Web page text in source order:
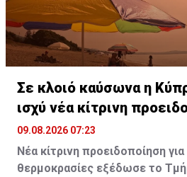
Σε κλοιό καύσωνα η
ισχύ νέα κίτρινη
09.08.2026 07:23
Νέα κίτρινη προειδοποίηση για
θερμοκρασίες εξέδωσε το